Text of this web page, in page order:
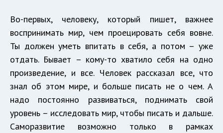
Во-первых, человеку, который пишет, важнее
воспринимать мир, чем проецировать себя вовне.
Ты должен уметь впитать в себя, а потом – уже
отдать. Бывает – кому-то хватило себя на одно
произведение, и все. Человек рассказал все, что
знал об этом мире, и больше писать не о чем. А
надо постоянно развиваться, поднимать свой
уровень – исследовать мир, чтобы писать и дальше.
Саморазвитие возможно только в рамках